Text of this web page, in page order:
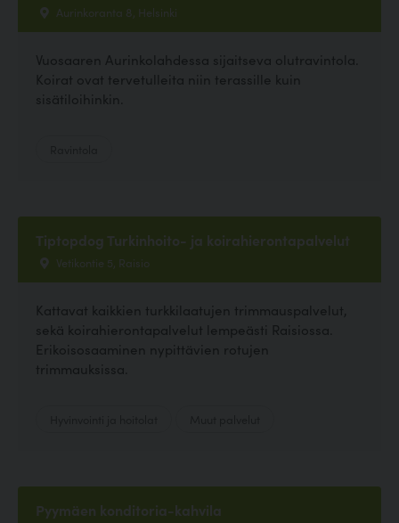
Aurinkoranta 8, Helsinki
Vuosaaren Aurinkolahdessa sijaitseva olutravintola.
Koirat ovat tervetulleita niin terassille kuin
sisätiloihinkin.
Tiptopdog Turkinhoito- ja koirahierontapalvelut
Vetikontie 5, Raisio
Kattavat kaikkien turkkilaatujen trimmauspalvelut,
sekä koirahierontapalvelut lempeästi Raisiossa.
Erikoisosaaminen nypittävien rotujen
trimmauksissa.
Pyymäen konditoria-kahvila